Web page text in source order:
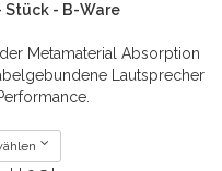
Stück - B-Ware
Metamaterial Absorption
Lautsprecher